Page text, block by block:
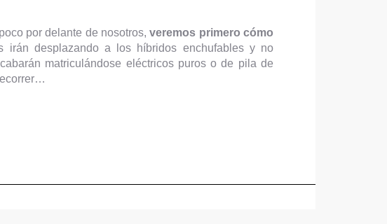
por delante de nosotros,veremos primero cómo
irán desplazando a los híbridos enchufables y no
matriculándose eléctricos puros o de pila de